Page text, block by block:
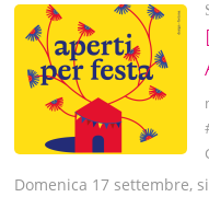
Domenica 17 settembre,